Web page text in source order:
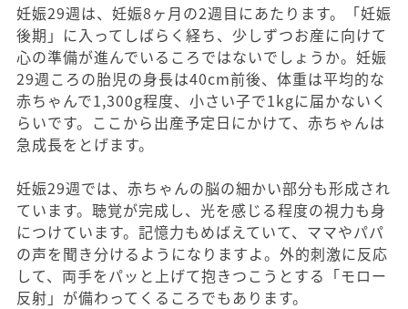
妊娠29週は、妊娠8ヶ月の2週目にあたります。「妊娠
後期」に入ってしばらく経ち、少しずつお産に向けて
心の準備が進んでいるころではないでしょうか。妊娠
29週ころの胎児の身長は40cm前後、体重は平均的な
赤ちゃんで1,300g程度、小さい子で1kgに届かないく
らいです。ここから出産予定日にかけて、赤ちゃんは
急成長をとげます。
妊娠29週では、赤ちゃんの脳の細かい部分も形成され
ています。聴覚が完成し、光を感じる程度の視力も身
につけています。記憶力もめばえていて、ママやパパ
の声を聞き分けるようになりますよ。外的刺激に反応
して、両手をパッと上げて抱きつこうとする「モロー
反射」が備わってくるころでもあります。